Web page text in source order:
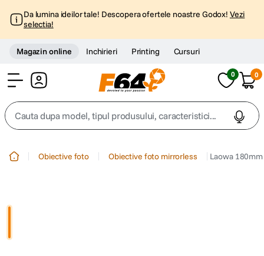
Da lumina ideilor tale! Descopera ofertele noastre Godox! Vezi
selectia!
Magazin online Inchirieri Printing Cursuri
0 0
Cauta dupa model, tipul produsului, caracteristici...
Obiective foto Obiective foto mirrorless Laowa